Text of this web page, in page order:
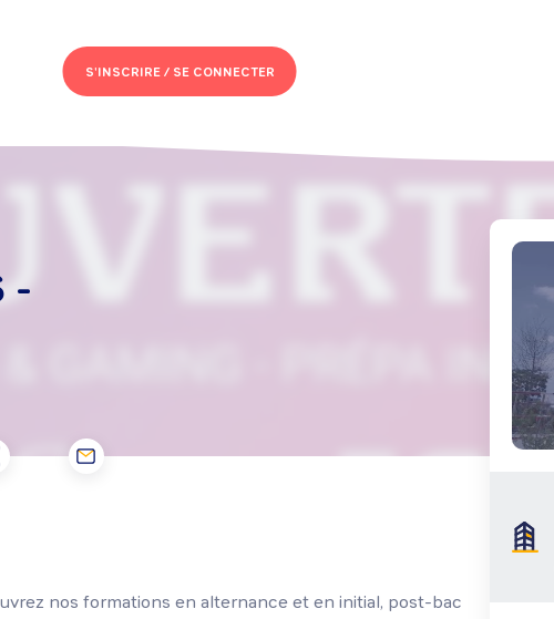
S'INSCRIRE /SE CONNECTER
-
nos formations en alternance et en initial, post-bac